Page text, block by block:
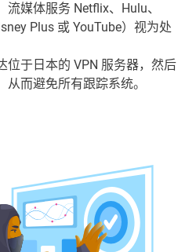
媒体服务 Netflix、Hulu、
Plus 或 YouTube）视为处
位于日本的 VPN 服务器，然后
而避免所有跟踪系统。